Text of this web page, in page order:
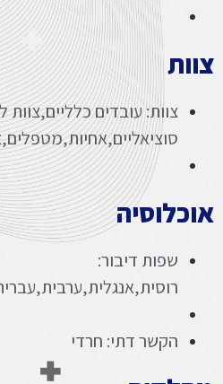
צוות
צוות: עובדים
אוכלוסיה
שפות דיבור:
הקשר דתי: חרדי